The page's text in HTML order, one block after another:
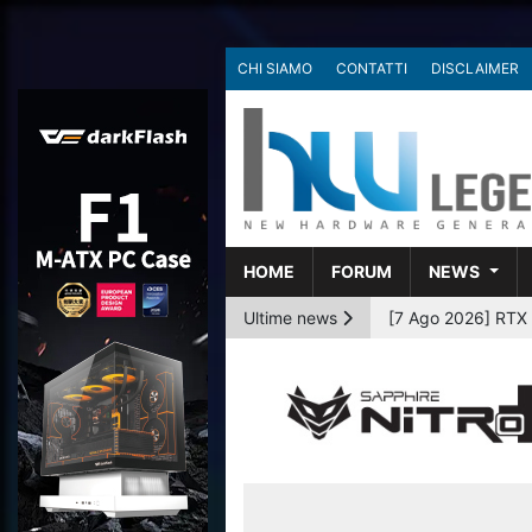
CHI SIAMO CONTATTI DISCLAIMER
HOME FORUM NEWS
Ultime news
[6 Ago 2026]